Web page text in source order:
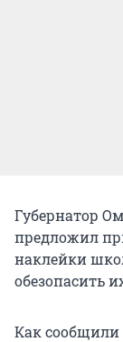
Губернатор
предложил
наклейки
обезопасить
Как сообщили